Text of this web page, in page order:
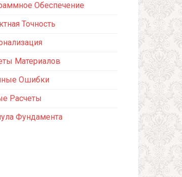
Обеспечение
Точность
Материалов
Ошибки
Расчеты
Фундамента